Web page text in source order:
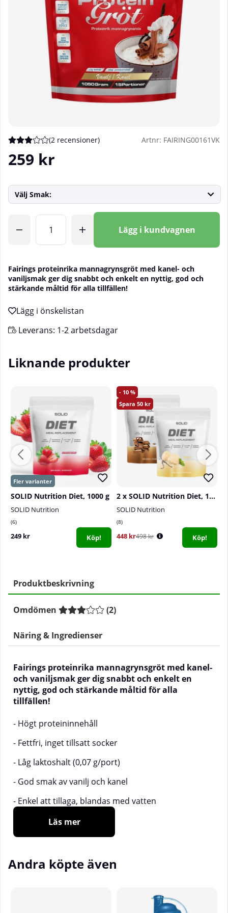
Medelbetyg 3 av 5 Antal betyg 2
(2 recensioner) Artnr: FAIRING00161VK
259 kr
Välj Smak:
Lägg i kundvagnen
Fairings proteinrika mannagrynsgröt med kanel- och
vaniljsmak ger dig snabbt och enkelt en nyttig, god och
stärkande måltid för alla tillfällen!
Leverans: 1-2 arbetsdagar
Liknande produkter
SOLID Nutrition Diet, 1000 g
SOLID Nutrition
6
249 kr Köp!
10
50
2 x SOLID Nutrition Diet, 1000 g
SOLID Nutrition
8
448 kr498 kr Köp!
Produktbeskrivning
Omdömen (2)
Näring & Ingredienser
Fairings proteinrika mannagrynsgröt med kanel-
och vaniljsmak ger dig snabbt och enkelt en
nyttig, god och stärkande måltid för alla
tillfällen!
- Högt proteininnehåll
- Fettfri, inget tillsatt socker
- Låg laktoshalt (0,07 g/port)
- God smak av vanilj och kanel
- Enkel att tillaga, blandas med vatten
Fairings Proteingröt är ett unikt fitnessmål med
extra hög proteinhalt och underbar smak av vanilj
kombination med högvärdigt kasein ger ett
utmärkt närhelst en god och närande måltid
Läs mer
Andra köpte även